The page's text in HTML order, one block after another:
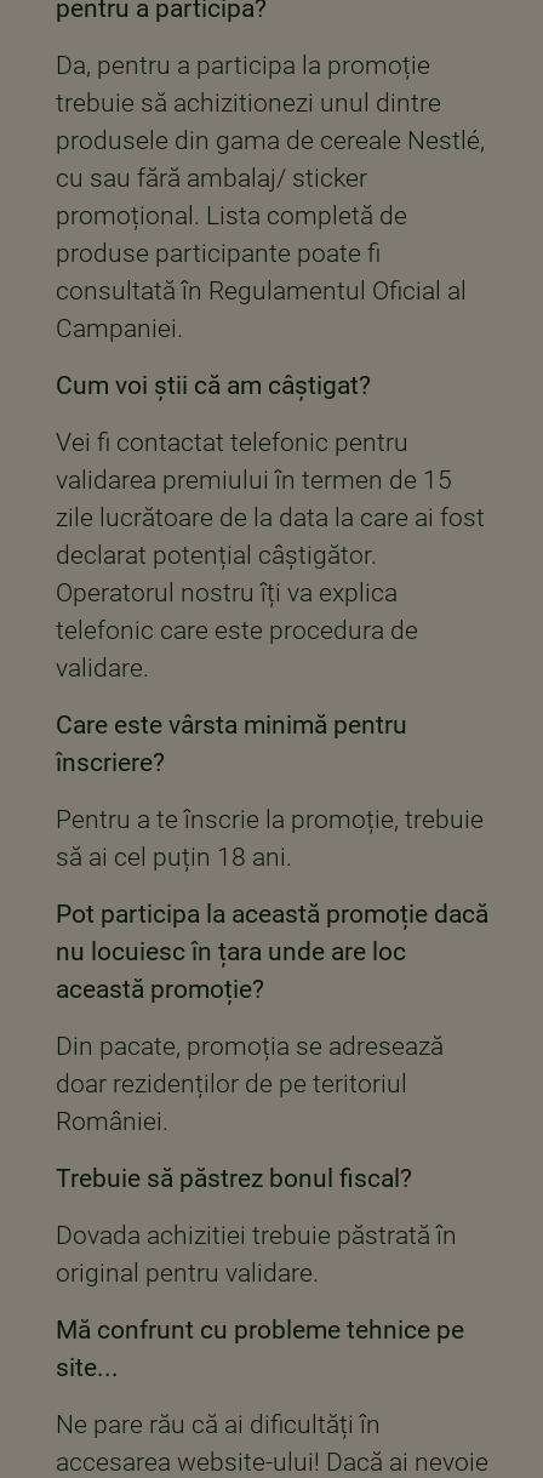
pentru a participa?
Da, pentru a participa la promoție
trebuie să achizitionezi unul dintre
produsele din gama de cereale Nestlé,
cu sau fără ambalaj/ sticker
promoțional. Lista completă de
produse participante poate fi
consultată în Regulamentul Oficial al
Campaniei.
Cum voi știi că am câștigat?
Vei fi contactat telefonic pentru
validarea premiului în termen de 15
zile lucrătoare de la data la care ai fost
declarat potențial câștigător.
Operatorul nostru îți va explica
telefonic care este procedura de
validare.
Care este vârsta minimă pentru
înscriere?
Pentru a te înscrie la promoție, trebuie
să ai cel puțin 18 ani.
Pot participa la această promoție dacă
nu locuiesc în țara unde are loc
această promoție?
Din pacate, promoția se adresează
doar rezidenților de pe teritoriul
României.
Trebuie să păstrez bonul fiscal?
Dovada achizitiei trebuie păstrată în
original pentru validare.
Mă confrunt cu probleme tehnice pe
site...
Ne pare rău că ai dificultăți în
accesarea website-ului! Dacă ai nevoie